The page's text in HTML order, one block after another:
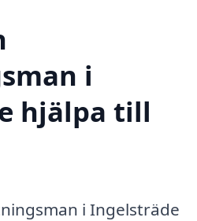
i
hjälpa till
i Ingelsträde